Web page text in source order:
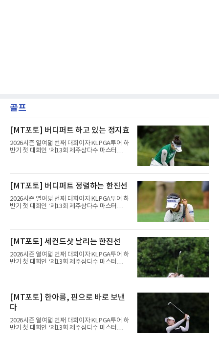
골프
[MT포토] 버디퍼트 하고 있는 정지효
2026시즌 열여덟 번째 대회이자 KLPGA투어 하
반기 첫 대회인 ‘제13회 제주삼다수 마스터
트(파72/6,767야드)에서 열리고 있다.8일 현재
에서 경기하고 있다.
[MT포토] 버디퍼트 정렬하는 한진선
2026시즌 열여덟 번째 대회이자 KLPGA투어 하
반기 첫 대회인 ‘제13회 제주삼다수 마스터
트(파72/6,767야드)에서 열리고 있다.8일 현재
에서 경기하고 있다.
[MT포토] 세컨드샷 날리는 한진선
2026시즌 열여덟 번째 대회이자 KLPGA투어 하
반기 첫 대회인 ‘제13회 제주삼다수 마스터
트(파72/6,767야드)에서 열리고 있다.8일 현재
에서 경기하고 있다.
[MT포토] 한아름, 핀으로 바로 보낸
다
2026시즌 열여덟 번째 대회이자 KLPGA투어 하
반기 첫 대회인 ‘제13회 제주삼다수 마스터